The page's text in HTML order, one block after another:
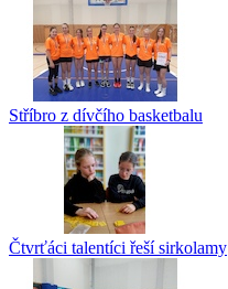
Stříbro z dívčího basketbalu
Čtvrťáci talentíci řeší sirkolamy